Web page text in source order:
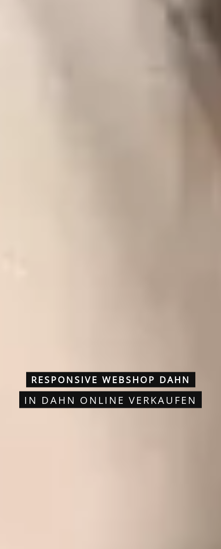
RESPONSIVE WEBSHOP DAHN
IN DAHN ONLINE VERKAUFEN